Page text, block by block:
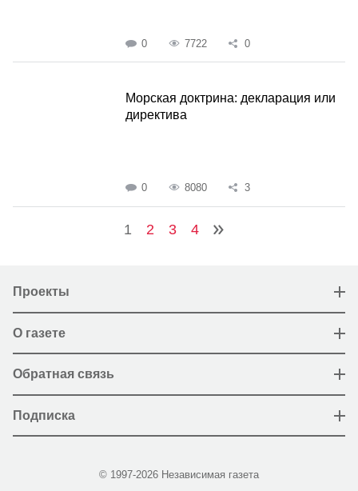
0 7722 0
Морская доктрина: декларация или
директива
0 8080 3
1 2 3 4
Проекты
О газете
Обратная связь
Подписка
© 1997-2026 Независимая газета